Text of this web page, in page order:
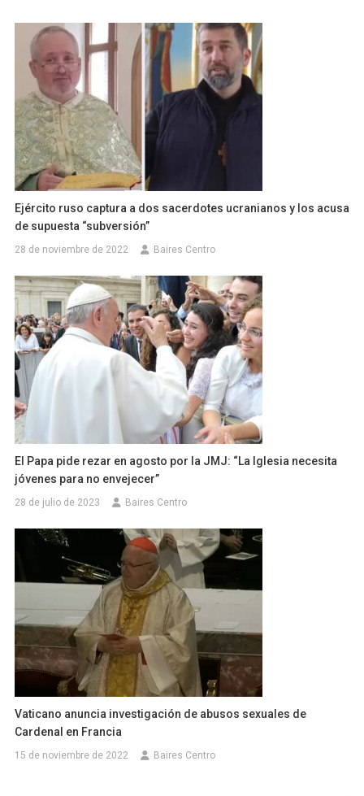
Ejército ruso captura a dos sacerdotes ucranianos y los acusa
de supuesta “subversión”
28 de noviembre de 2022 Baires Centro
El Papa pide rezar en agosto por la JMJ: “La Iglesia necesita
jóvenes para no envejecer”
28 de julio de 2023 Baires Centro
Vaticano anuncia investigación de abusos sexuales de
Cardenal en Francia
15 de noviembre de 2022 Baires Centro